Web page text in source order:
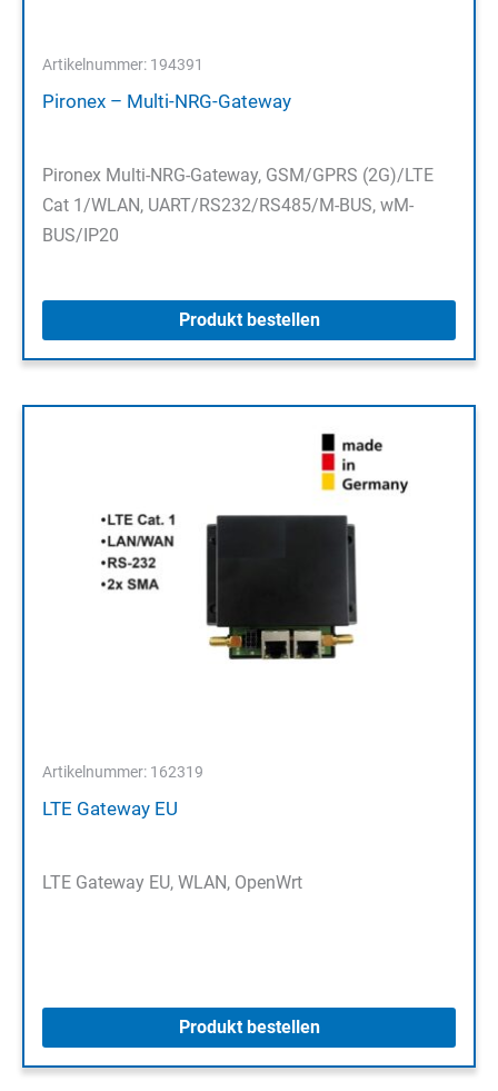
Artikelnummer: 194391
Pironex – Multi-NRG-Gateway
Pironex Multi-NRG-Gateway, GSM/GPRS (2G)/LTE
Cat 1/WLAN, UART/RS232/RS485/M-BUS, wM-
BUS/IP20
Produkt bestellen
Artikelnummer: 162319
LTE Gateway EU
LTE Gateway EU, WLAN, OpenWrt
Produkt bestellen